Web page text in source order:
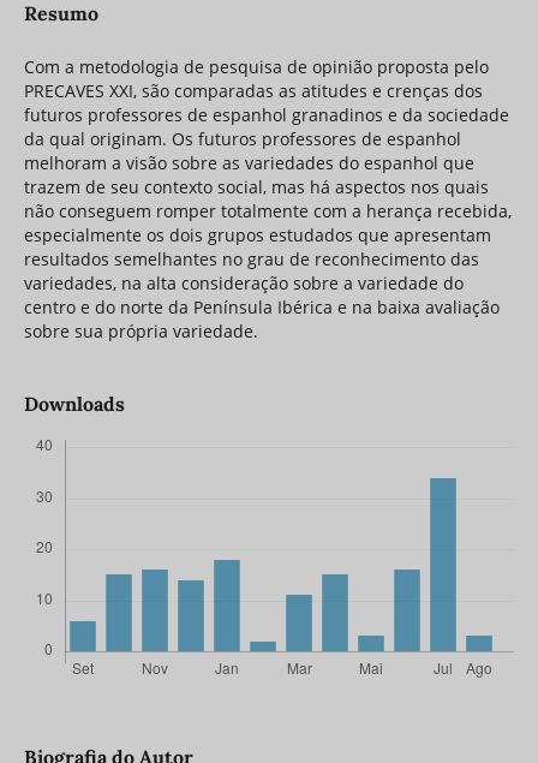
Resumo
Com a metodologia de pesquisa de opinião proposta pelo
PRECAVES XXI, são comparadas as atitudes e crenças dos
futuros professores de espanhol granadinos e da sociedade
da qual originam. Os futuros professores de espanhol
melhoram a visão sobre as variedades do espanhol que
trazem de seu contexto social, mas há aspectos nos quais
não conseguem romper totalmente com a herança recebida,
especialmente os dois grupos estudados que apresentam
resultados semelhantes no grau de reconhecimento das
variedades, na alta consideração sobre a variedade do
centro e do norte da Península Ibérica e na baixa avaliação
sobre sua própria variedade.
Downloads
Biografia do Autor